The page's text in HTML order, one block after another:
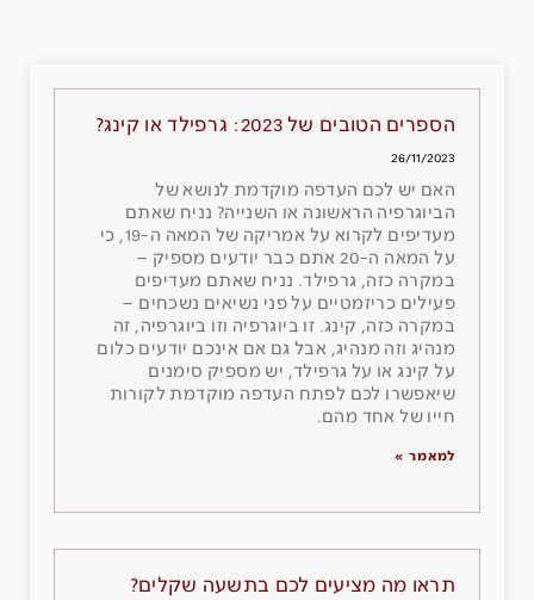
הספרים הטובים של 2023: גרפילד או קינג?
26/11/2023
האם יש לכם העדפה מוקדמת לנושא של
הביוגרפיה הראשונה או השנייה? נניח שאתם
מעדיפים לקרוא על אמריקה של המאה ה-19, כי
על המאה ה-20 אתם כבר יודעים מספיק –
במקרה כזה, גרפילד. נניח שאתם מעדיפים
פעילים כריזמטיים על פני נשיאים נשכחים –
במקרה כזה, קינג. זו ביוגרפיה וזו ביוגרפיה, זה
מנהיג וזה מנהיג, אבל גם אם אינכם יודעים כלום
על קינג או על גרפילד, יש מספיק סימנים
שיאפשרו לכם לפתח העדפה מוקדמת לקורות
חייו של אחד מהם.
למאמר »
תראו מה מציעים לכם בתשעה שקלים?